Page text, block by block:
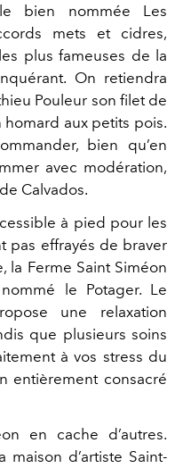
bien nommée Les
mets et cidres,
plus fameuses de la
On retiendra
Pouleur son filet de
homard aux petits pois.
bien qu’en
avec modération,
Calvados.
à pied pour les
pas effrayés de braver
la Ferme Saint Siméon
le Potager. Le
une relaxation
que plusieurs soins
à vos stress du
entièrement consacré
en cache d’autres.
maison d’artiste Saint-